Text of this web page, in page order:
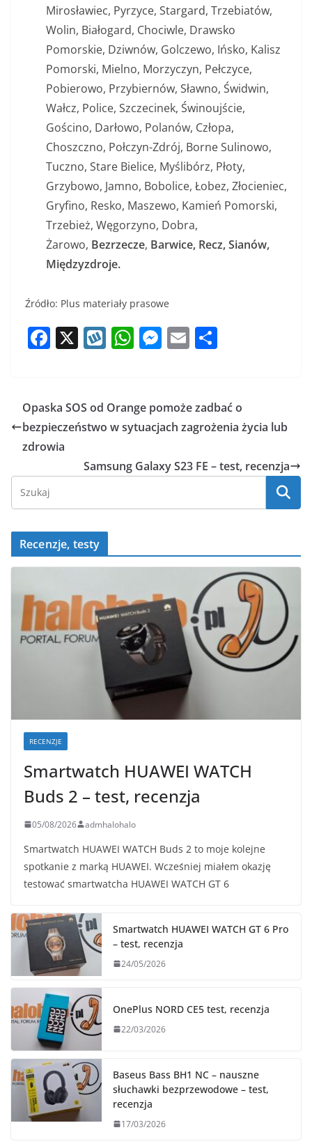
Mirosławiec, Pyrzyce, Stargard, Trzebiatów,
Wolin, Białogard, Chociwle, Drawsko
Pomorskie, Dziwnów, Golczewo, Ińsko, Kalisz
Pomorski, Mielno, Morzyczyn, Pełczyce,
Pobierowo, Przybiernów, Sławno, Świdwin,
Wałcz, Police, Szczecinek, Świnoujście,
Gościno, Darłowo, Polanów, Człopa,
Choszczno, Połczyn-Zdrój, Borne Sulinowo,
Tuczno, Stare Bielice, Myślibórz, Płoty,
Grzybowo, Jamno, Bobolice, Łobez, Złocieniec,
Gryfino, Resko, Maszewo, Kamień Pomorski,
Trzebież, Węgorzyno, Dobra,
Żarowo, Bezrzecze, Barwice, Recz,Sianów,
Międzyzdroje.
Źródło: Plus materiały prasowe
F
e
b
o
o
X W
o
p
W
s
A
p
M
e
n
er
E
l e
Opaska SOS od Orange pomoże zadbać o
bezpieczeństwo w sytuacjach zagrożenia życia lub
zdrowia
Samsung Galaxy S23 FE – test, recenzja
Recenzje, testy
RECENZJE
Smartwatch HUAWEI WATCH
Buds 2 – test, recenzja
05/08/2026 admhalohalo
Smartwatch HUAWEI WATCH Buds 2 to moje kolejne
spotkanie z marką HUAWEI. Wcześniej miałem okazję
testować smartwatcha HUAWEI WATCH GT 6
Smartwatch HUAWEI WATCH GT 6 Pro
– test, recenzja
24/05/2026
OnePlus NORD CE5 test, recenzja
22/03/2026
Baseus Bass BH1 NC – nauszne
słuchawki bezprzewodowe – test,
recenzja
17/03/2026